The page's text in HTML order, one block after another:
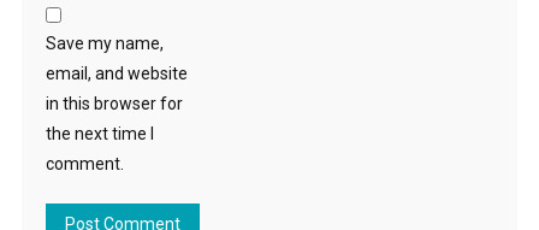
Save my name,
email, and website
in this browser for
the next time I
comment.